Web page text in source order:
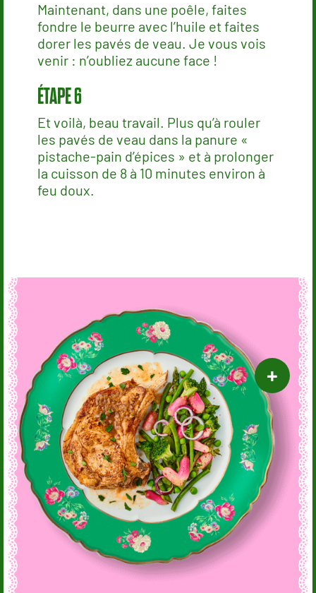
Maintenant, dans une poêle, faites
fondre le beurre avec l’huile et faites
dorer les pavés de veau. Je vous vois
venir : n’oubliez aucune face !
Et voilà, beau travail. Plus qu’à rouler
les pavés de veau dans la panure «
pistache-pain d’épices » et à prolonger
la cuisson de 8 à 10 minutes environ à
feu doux.